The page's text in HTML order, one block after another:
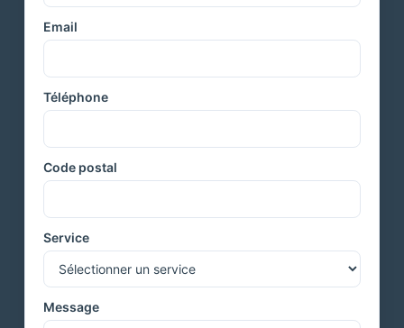
Email
Téléphone
Code postal
Service
Message